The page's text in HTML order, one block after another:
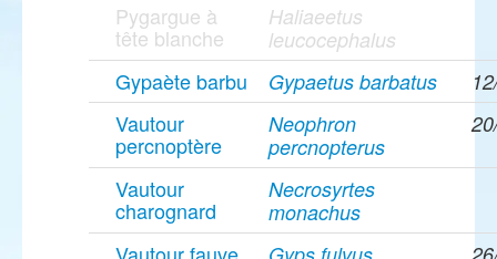
Pygargue à
tête blanche
Haliaeetus
leucocephalus
Gypaète barbu Gypaetus barbatus
Vautour
percnoptère
Neophron
percnopterus
Vautour
charognard
Necrosyrtes
monachus